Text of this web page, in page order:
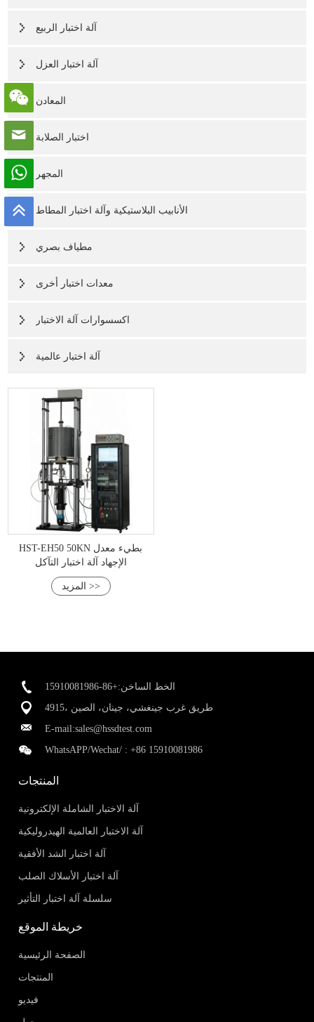
آلة اختبار الربيع
آلة اختبار العزل
المعادن
اختبار الصلابة
المجهر
الأنابيب البلاستيكية وآلة اختبار المطاط
مطياف بصري
معدات اختبار أخرى
اكسسوارات آلة الاختبار
آلة اختبار عالمية
HST-EH50 50KN بطيء معدل
الإجهاد آلة اختبار التآكل
المزيد >>
الخط الساخن:+86-15910081986
4915، طريق غرب جينغشي، جينان، الصين
E-mail:sales@hssdtest.com
WhatsAPP/Wechat/ :+86 15910081986
المنتجات
آلة الاختبار الشاملة الإلكترونية
آلة الاختبار العالمية الهيدروليكية
آلة اختبار الشد الأفقية
آلة اختبار الأسلاك الصلب
سلسلة آلة اختبار التأثير
خريطة الموقع
الصفحة الرئيسية
المنتجات
فيديو